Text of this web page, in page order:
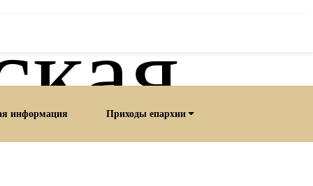
информация Приходы епархии